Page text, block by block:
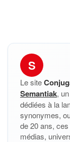
S
Le site
Semantiak,
dédiées à la
synonymes,
de 20 ans,
médias,